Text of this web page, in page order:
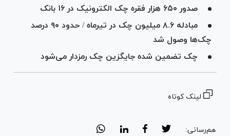
صدور ۶۵۰ هزار فقره چک الکترونیک در ۱۶ بانک
مبادله ۸.۶ میلیون چک در تیرماه / حدود ۹۰ درصد
چک‌ها وصول شد
چک تضمین شده جایگزین چک رمزدار می‌شود
لینک کوتاه
هم‌رسانی: